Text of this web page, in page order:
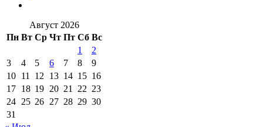
Август 2026
Пн Вт Ср Чт Пт Сб Вс
1
2
3
4 5 6 7 8
9
10 11 12 13 14 15 16
17 18 19 20 21 22 23
24 25 26 27 28 29 30
31